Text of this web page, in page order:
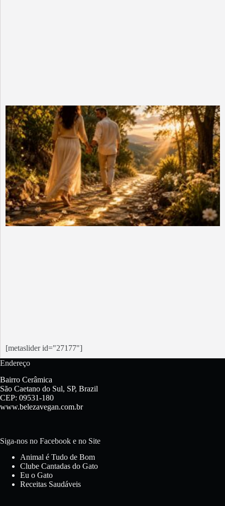
[metaslider id="27177"]
Endereço
Bairro Cerâmica
São Caetano do Sul, SP, Brazil
CEP: 09531-180
www.belezavegan.com.br
Siga-nos no Facebook e no Site
Animal é Tudo de Bom
Clube Cantadas do Gato
Eu o Gato
Receitas Saudáveis